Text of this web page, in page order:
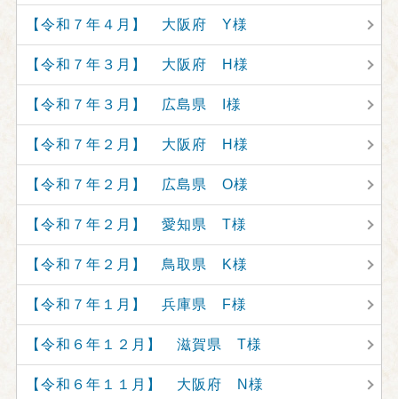
【令和７年４月】 大阪府 Y様
【令和７年３月】 大阪府 H様
【令和７年３月】 広島県 I様
【令和７年２月】 大阪府 H様
【令和７年２月】 広島県 O様
【令和７年２月】 愛知県 T様
【令和７年２月】 鳥取県 K様
【令和７年１月】 兵庫県 F様
【令和６年１２月】 滋賀県 T様
【令和６年１１月】 大阪府 N様